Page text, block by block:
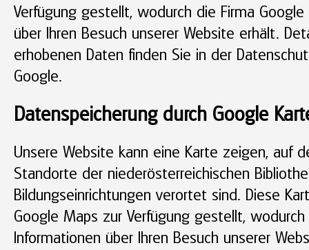
Verfügung gestellt, wodurch die Firma
über Ihren Besuch unserer Website erhält.
erhobenen Daten finden Sie in der
Google.
Datenspeicherung durch Google
Unsere Website kann eine Karte zeigen, auf
Standorte der niederösterreichischen
Bildungseinrichtungen verortet sind. Diese
Google Maps zur Verfügung gestellt,
Informationen über Ihren Besuch unserer